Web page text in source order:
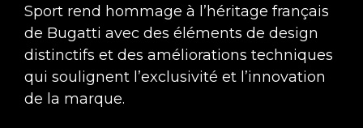
Sport rend hommage à l’héritage français
de Bugatti avec des éléments de design
distinctifs et des améliorations techniques
qui soulignent l’exclusivité et l’innovation
de la marque.